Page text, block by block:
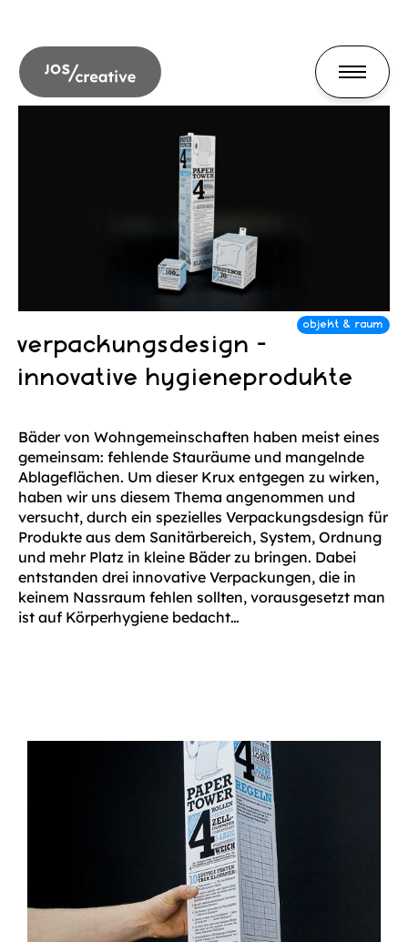
verpackungsdesign -
innovative hygieneprodukte
Bäder von Wohngemeinschaften haben meist eines
gemeinsam: fehlende Stauräume und mangelnde
Ablageflächen. Um dieser Krux entgegen zu wirken,
haben wir uns diesem Thema angenommen und
versucht, durch ein spezielles Verpackungsdesign für
Produkte aus dem Sanitärbereich, System, Ordnung
und mehr Platz in kleine Bäder zu bringen. Dabei
entstanden drei innovative Verpackungen, die in
keinem Nassraum fehlen sollten, vorausgesetzt man
ist auf Körperhygiene bedacht…